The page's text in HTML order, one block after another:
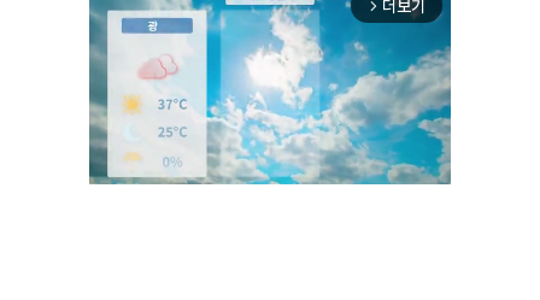
arrow_forward_ios 더보기